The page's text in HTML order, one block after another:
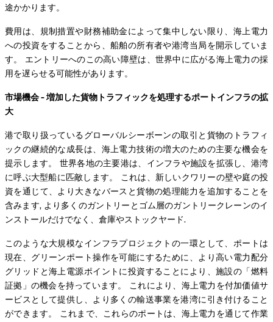
途かかります。
費用は、規制措置や財務補助金によって集中しない限り、海上電力
への投資をすることから、船舶の所有者や港湾当局を開示していま
す。 エントリーへのこの高い障壁は、世界中に広がる海上電力の採
用を遅らせる可能性があります。
市場機会 - 増加した貨物トラフィックを処理するポートインフラの拡
大
港で取り扱っているグローバルシーボーンの取引と貨物のトラフィ
ックの継続的な成長は、海上電力技術の増大のための主要な機会を
提示します。 世界各地の主要港は、インフラや施設を拡張し、港湾
に呼ぶ大型船に匹敵します。 これは、新しいクワリーの壁や庭の投
資を通じて、より大きなバースと貨物の処理能力を追加することを
含みます, より多くのガントリーとゴム層のガントリークレーンのイ
ンストールだけでなく、倉庫やストックヤード.
このような大規模なインフラプロジェクトの一環として、ポートは
現在、グリーンポート操作を可能にするために、より高い電力配分
グリッドと海上電源ポイントに投資することにより、施設の「燃料
証拠」の機会を持っています。 これにより、海上電力を付加価値サ
ービスとして提供し、より多くの輸送事業を港湾に引き付けること
ができます。 これまで、これらのポートは、海上電力を通じて作業